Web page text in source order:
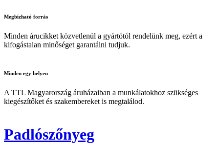
Megbízható forrás
Minden árucikket közvetlenül a gyártótól rendelünk meg, ezért a
kifogástalan minőséget garantálni tudjuk.
Minden egy helyen
A TTL Magyarország áruházaiban a munkálatokhoz szükséges
kiegészítőket és szakembereket is megtalálod.
Padlószőnyeg